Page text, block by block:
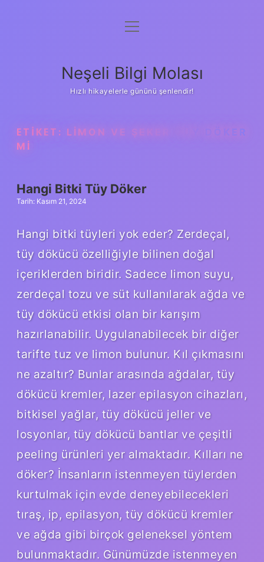
Anasayfa
Yasal Uyarı
menüyü
Neşeli Bilgi Molası
Hızlı hikayelerle gününü şenlendir!
ETIKET: LIMON VE ŞEKER TÜY DÖKER
MI
Hangi Bitki Tüy Döker
Tarih: Kasım 21, 2024
Hangi bitki tüyleri yok eder? Zerdeçal,
tüy dökücü özelliğiyle bilinen doğal
içeriklerden biridir. Sadece limon suyu,
zerdeçal tozu ve süt kullanılarak ağda ve
tüy dökücü etkisi olan bir karışım
hazırlanabilir. Uygulanabilecek bir diğer
tarifte tuz ve limon bulunur. Kıl çıkmasını
ne azaltır? Bunlar arasında ağdalar, tüy
dökücü kremler, lazer epilasyon cihazları,
bitkisel yağlar, tüy dökücü jeller ve
losyonlar, tüy dökücü bantlar ve çeşitli
peeling ürünleri yer almaktadır. Kılları ne
döker? İnsanların istenmeyen tüylerden
kurtulmak için evde deneyebilecekleri
tıraş, ip, epilasyon, tüy dökücü kremler
ve ağda gibi birçok geleneksel yöntem
bulunmaktadır. Günümüzde istenmeyen